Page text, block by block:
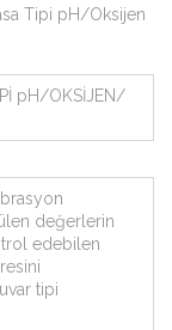
Tipi pH/Oksijen
pH/OKSİJEN/
değerlerin
edebilen
tipi